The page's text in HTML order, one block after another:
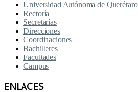
Universidad Autónoma de Querétaro
Rectoría
Secretarías
Direcciones
Coordinaciones
Bachilleres
Facultades
Campus
ENLACES